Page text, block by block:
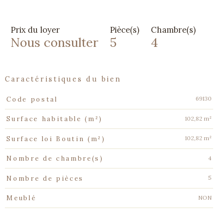
Prix du loyer
Nous consulter
Pièce(s)
5
Chambre(s)
4
caractéristiques du bien
Caractéristiques Valeurs
Code postal 69130
Surface habitable (m²) 102,82 m²
Surface loi Boutin (m²) 102,82 m²
Nombre de chambre(s) 4
Nombre de pièces 5
Meublé NON